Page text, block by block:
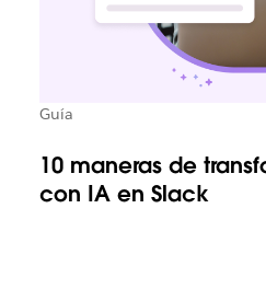
Guía
10 maneras de
con IA en Slack